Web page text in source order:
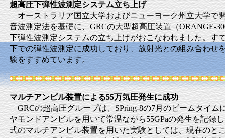
超高圧下弾性波測定システム立ち上げ
オーストラリア国立大学およびニューヨーク州立大学で
音波測定法を基礎に、GRCの大型超高圧装置（ORANGE-
下弾性波測定システムの立ち上げがおこなわれました。す
下での弾性波測定に成功しており、放射光との組み合わせ
験をすすめています。
マルチアンビル装置による55万気圧発生に成功
GRCの超高圧グループは、SPring-8の7月のビームタイム
ヤモンドアンビルを用いて常温ながら55GPaの発生を記録
式のマルチアンビル装置を用いた実験としては、現在のと